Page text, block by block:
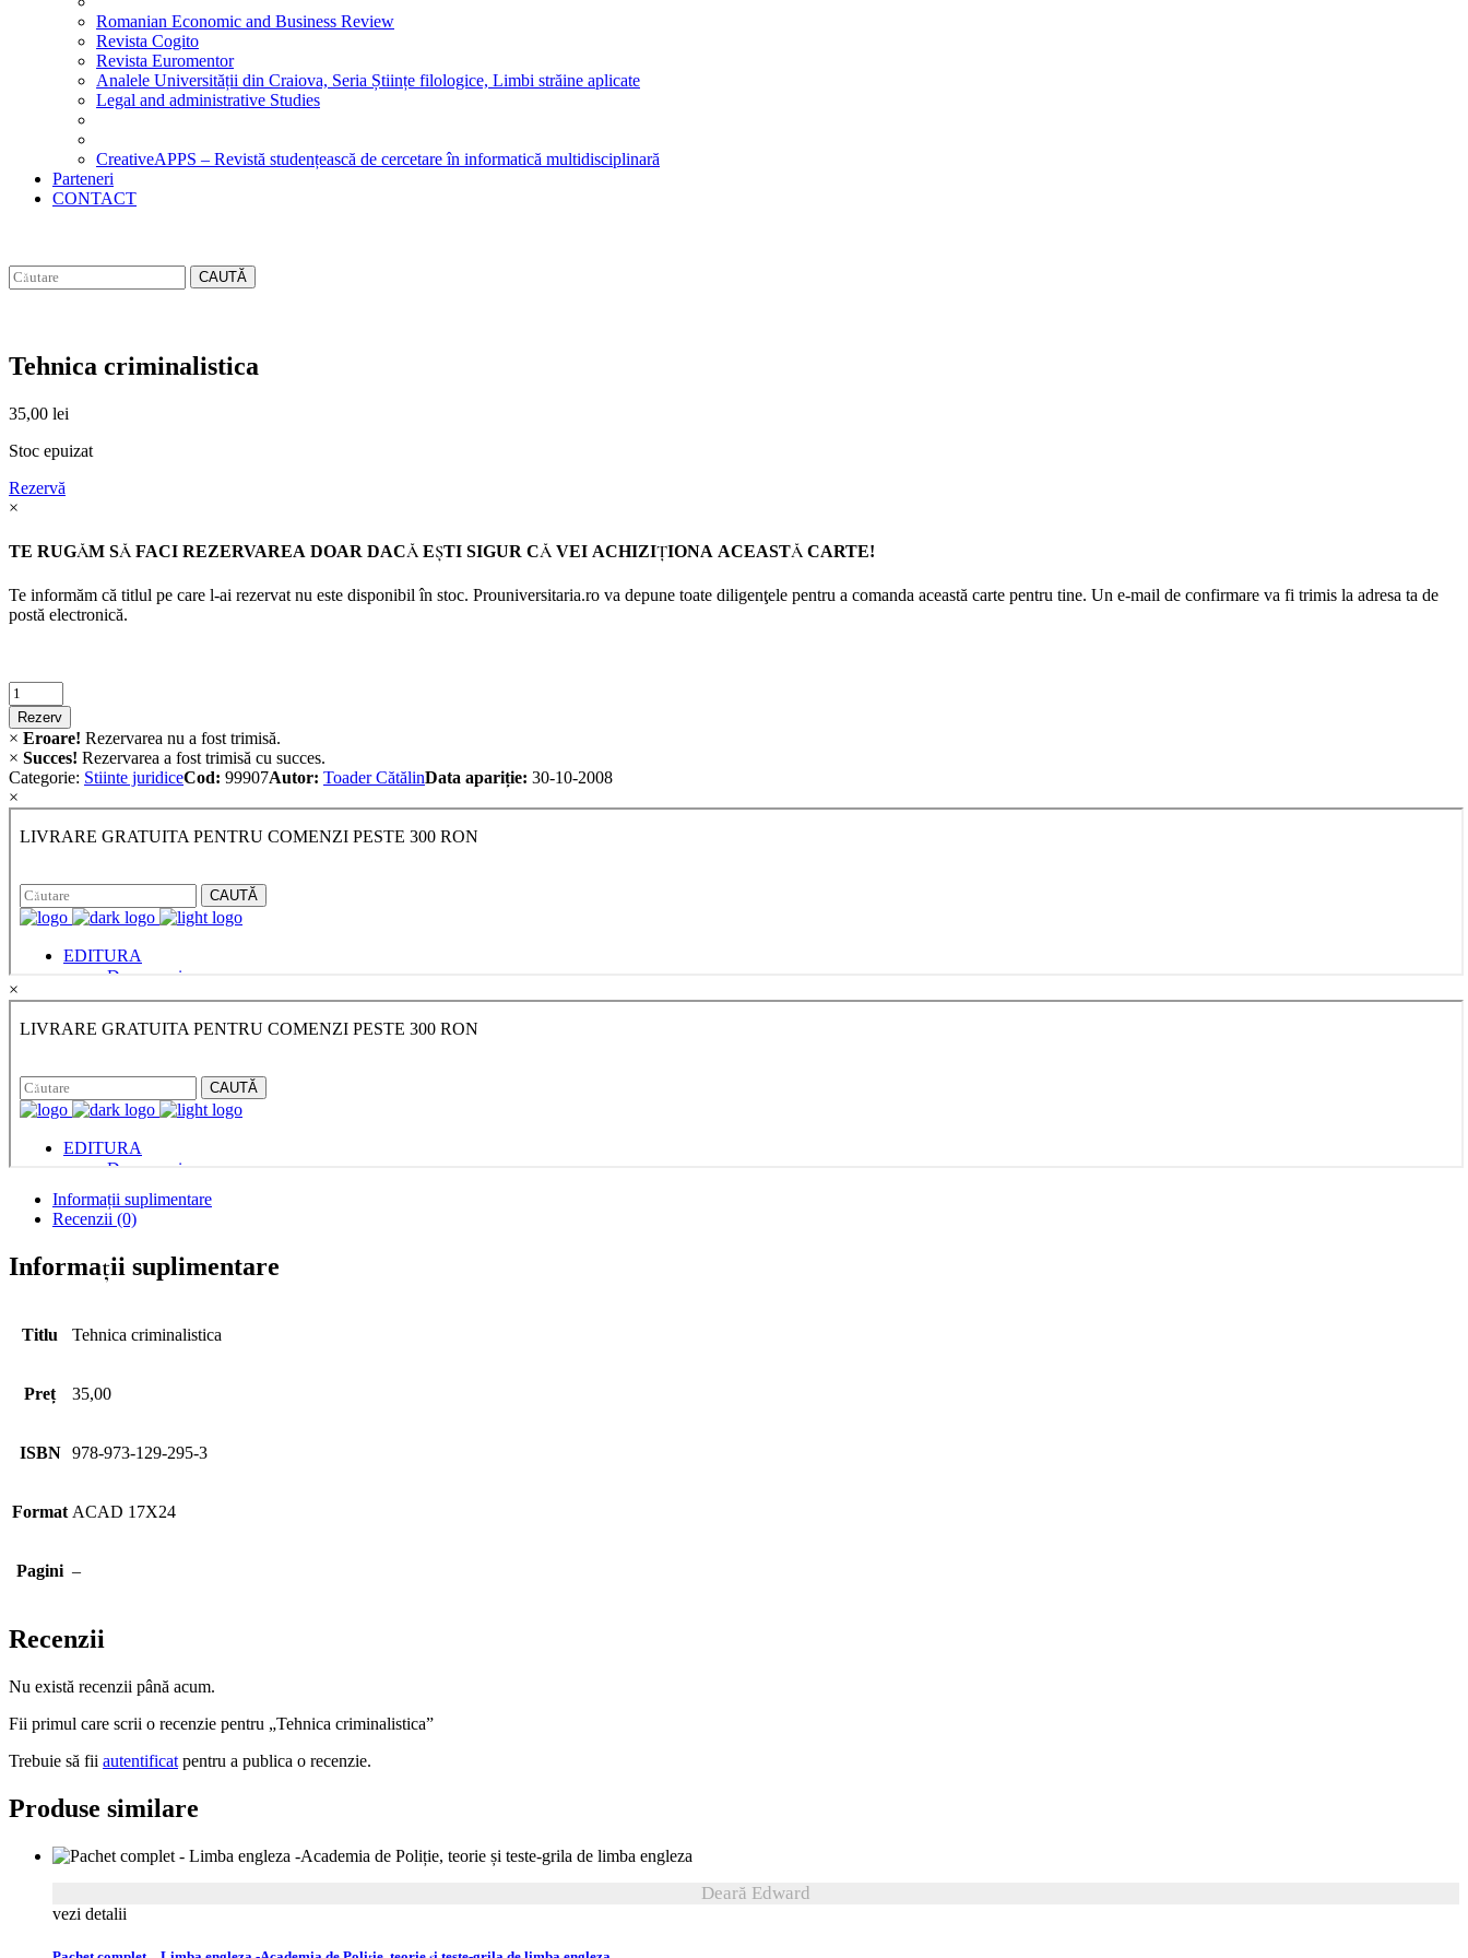
Romanian Economic and Business Review
Revista Cogito
Revista Euromentor
Analele Universității din Craiova, Seria Științe filologice, Limbi străine aplicate
Legal and administrative Studies
CreativeAPPS – Revistă studențească de cercetare în informatică multidisciplinară
Parteneri
CONTACT
CAUTĂ
Tehnica criminalistica
35,00 lei
Stoc epuizat
Rezervă
×
TE RUGĂM SĂ FACI REZERVAREA DOAR DACĂ EŞTI SIGUR CĂ VEI ACHIZIŢIONA ACEASTĂ CARTE!
Te informăm că titlul pe care l-ai rezervat nu este disponibil în stoc. Prouniversitaria.ro va depune toate diligenţele pentru a comanda această carte pentru tine. Un e-mail de confirmare va fi trimis la adresa ta de
postă electronică.
Criminalistica
quantity
Rezerv
× Eroare! Rezervarea nu a fost trimisă.
× Succes! Rezervarea a fost trimisă cu succes.
Categorie: Stiinte juridiceCod: 99907Autor: Toader CătălinData apariție: 30-10-2008
×
×
Informații suplimentare
Recenzii (0)
Informații suplimentare
Titlu Tehnica criminalistica
Preț 35,00
ISBN 978-973-129-295-3
Format ACAD 17X24
Pagini –
Recenzii
Nu există recenzii până acum.
Fii primul care scrii o recenzie pentru „Tehnica criminalistica”
Trebuie să fii autentificat pentru a publica o recenzie.
Produse similare
Deară Edward
vezi detalii